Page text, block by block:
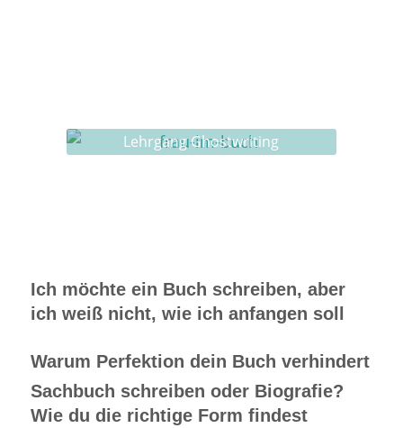
Lehrgang Ghostwriting
Ich möchte ein Buch schreiben, aber
ich weiß nicht, wie ich anfangen soll
Warum Perfektion dein Buch verhindert
Sachbuch schreiben oder Biografie?
Wie du die richtige Form findest